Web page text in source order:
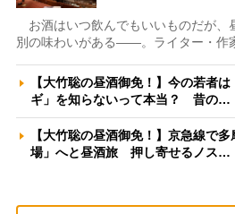
お酒はいつ飲んでもいいものだが、
別の味わいがある――。ライター・作
【大竹聡の昼酒御免！】今の若者
ギ」を知らないって本当？ 昔の…
【大竹聡の昼酒御免！】京急線で
場」へと昼酒旅 押し寄せるノス…